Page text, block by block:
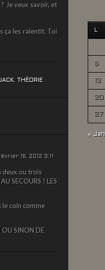
Je veux savoir, et
ça les ralentit. Toi
, THÉORIE
16, 2012 3:11
deux ou trois
SECOURS ! LES
le coin comme
OU SINON DE
L
6
13
20
27
« Jan